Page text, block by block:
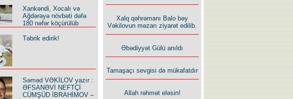
Xankəndi, Xocalı və
Ağdərəyə növbəti dəfə
180 nəfər köçürülüb
Təbrik edirik!
Səməd VƏKİLOV yazır :
ƏFSANƏVİ NEFTÇİ
CÜMŞÜD İBRAHİMOV –
Xalq qəhrəmanı Balo bəy
Vəkilovun məzarı ziyarət edilib.
Əbədiyyət Gülü anıldı
Tamaşaçı sevgisi də mükafatdır
Allah rəhmət eləsin!